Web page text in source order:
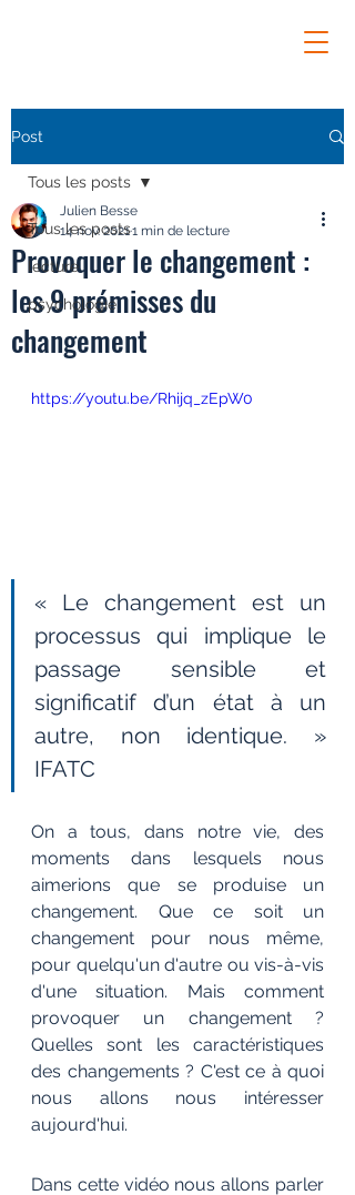
Post
Tous les posts
lecture
psychologie
Tous les posts
Provoquer le changement :
les 9 prémisses du
changement
Julien Besse
14 nov. 20211 min de lecture
https://youtu.be/Rhijq_zEpW0
« Le changement est un
processus qui implique le
passage sensible et
significatif d’un état à un
autre, non identique. »
IFATC
On a tous, dans notre vie, des
moments dans lesquels nous
aimerions que se produise un
changement. Que ce soit un
changement pour nous même,
pour quelqu'un d'autre ou vis-à-vis
d'une situation. Mais comment
provoquer un changement ?
Quelles sont les caractéristiques
des changements ? C'est ce à quoi
nous allons nous intéresser
aujourd'hui.
Dans cette vidéo nous allons parler